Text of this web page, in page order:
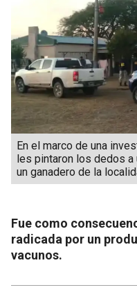
En el marco de una
les pintaron los dedos a
un ganadero de la
Fue como
radicada por un
vacunos.